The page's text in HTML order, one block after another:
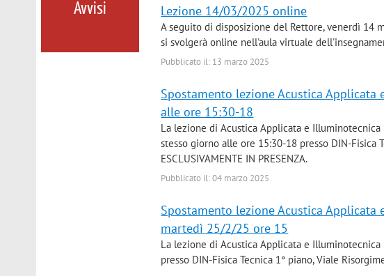
Avvisi Lezione 14/03/2025 online
A seguito di disposizione del Rettore, venerdì 14
si svolgerà online nell'aula virtuale
Pubblicato il: 13 marzo 2025
Spostamento lezione Acustica
alle ore 15:30-18
La lezione di Acustica Applicata e
stesso giorno alle ore 15:30-18 presso DIN-Fisica
ESCLUSIVAMENTE IN PRESENZA.
Pubblicato il: 04 marzo 2025
Spostamento lezione Acustica
martedì 25/2/25 ore 15
La lezione di Acustica Applicata e
presso DIN-Fisica Tecnica 1° piano, Viale